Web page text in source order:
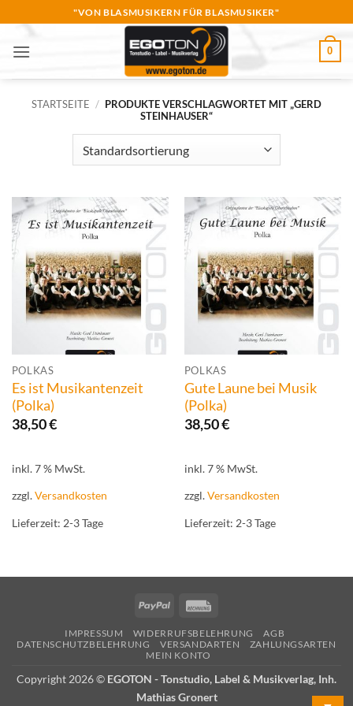
Inhalt
springen
"VON BLASMUSIKERN FÜR BLASMUSIKER"
0
STARTSEITE / PRODUKTE VERSCHLAGWORTET MIT „GERD
STEINHAUSER“
POLKAS
Es ist Musikantenzeit
(Polka)
38,50€
inkl. 7 % MwSt.
zzgl.Versandkosten
Lieferzeit: 2-3 Tage
POLKAS
Gute Laune bei Musik
(Polka)
38,50€
inkl. 7 % MwSt.
zzgl.Versandkosten
Lieferzeit: 2-3 Tage
PayPal
IMPRESSUM WIDERRUFSBELEHRUNG
AGB
DATENSCHUTZBELEHRUNG
VERSANDARTEN
ZAHLUNGSARTEN
MEIN KONTO
Copyright 2026 © EGOTON - Tonstudio, Label & Musikverlag, Inh.
Mathias Gronert